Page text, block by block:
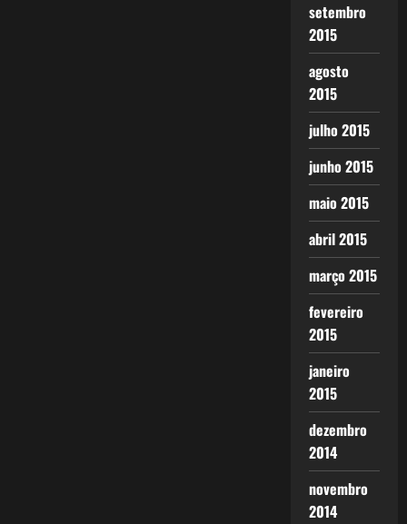
setembro
2015
agosto
2015
julho 2015
junho 2015
maio 2015
abril 2015
março 2015
fevereiro
2015
janeiro
2015
dezembro
2014
novembro
2014